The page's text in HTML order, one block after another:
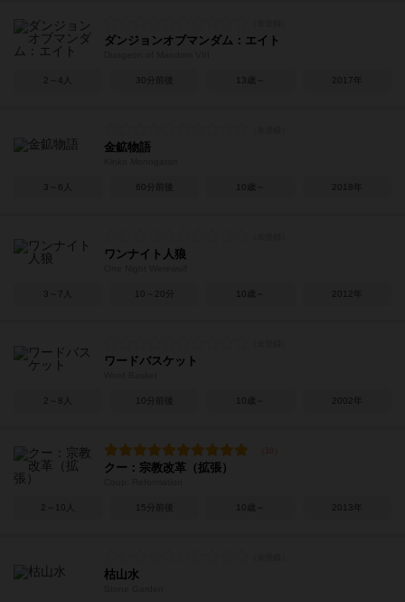
ダンジョンオブマンダム：エイト
2～4人 30分前後 13歳～ 2017年
金鉱物語
3～6人 60分前後 10歳～ 2018年
ワンナイト人狼
3～7人 10～20分 10歳～ 2012年
ワードバスケット
2～8人 10分前後 10歳～ 2002年
クー：宗教改革（拡張）
2～10人 15分前後 10歳～ 2013年
枯山水